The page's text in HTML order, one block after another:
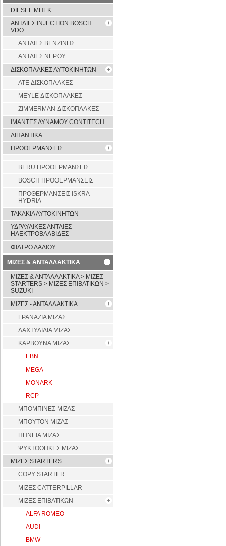
DIESEL ΜΠΕΚ
ΑΝΤΛΙΕΣ INJECTION BOSCH
VDO
ΑΝΤΛΙΕΣ ΒΕΝΖΙΝΗΣ
ΑΝΤΛΙΕΣ ΝΕΡΟΥ
ΔΙΣΚΟΠΛΑΚΕΣ ΑΥΤΟΚΙΝΗΤΩΝ
ATE ΔΙΣΚΟΠΛΑΚΕΣ
MEYLE ΔΙΣΚΟΠΛΑΚΕΣ
ZIMMERMAN ΔΙΣΚΟΠΛΑΚΕΣ
ΙΜΑΝΤΕΣ ΔΥΝΑΜΟΥ CONTITECH
ΛΙΠΑΝΤΙΚΑ
ΠΡΟΘΕΡΜΑΝΣΕΙΣ
BERU ΠΡΟΘΕΡΜΑΝΣΕΙΣ
BOSCH ΠΡΟΘΕΡΜΑΝΣΕΙΣ
ΠΡΟΘΕΡΜΑΝΣΕΙΣ ISKRA-
HYDRIA
ΤΑΚΑΚΙΑ ΑΥΤΟΚΙΝΗΤΩΝ
ΥΔΡΑΥΛΙΚΕΣ ΑΝΤΛΙΕΣ
ΗΛΕΚΤΡΟΒΑΛΒΙΔΕΣ
ΦΙΛΤΡΟ ΛΑΔΙΟΥ
ΜΙΖΕΣ & ΑΝΤΑΛΛΑΚΤΙΚΑ
ΜΙΖΕΣ & ΑΝΤΑΛΛΑΚΤΙΚΑ > ΜΙΖΕΣ
STARTERS > ΜΙΖΕΣ ΕΠΙΒΑΤΙΚΩΝ >
SUZUKI
ΜΙΖΕΣ - ΑΝΤΑΛΛΑΚΤΙΚΑ
ΓΡΑΝΑΖΙΑ ΜΙΖΑΣ
ΔΑΧΤΥΛΙΔΙΑ ΜΙΖΑΣ
ΚΑΡΒΟΥΝΑ ΜΙΖΑΣ
EBN
MEGA
MONARK
RCP
ΜΠΟΜΠΙΝΕΣ ΜΙΖΑΣ
ΜΠΟΥΤΟΝ ΜΙΖΑΣ
ΠΗΝΕΙΑ ΜΙΖΑΣ
ΨΥΚΤΟΘΗΚΕΣ ΜΙΖΑΣ
ΜΙΖΕΣ STARTERS
COPY STARTER
ΜΙΖΕΣ CATTERPILLAR
ΜΙΖΕΣ ΕΠΙΒΑΤΙΚΩΝ
ALFA ROMEO
AUDI
BMW